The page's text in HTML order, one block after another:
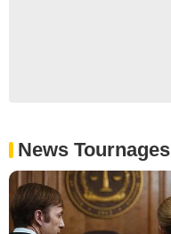
News Tournages